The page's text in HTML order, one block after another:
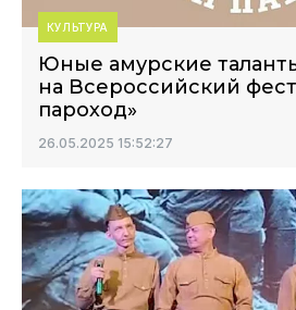
КУЛЬТУРА
Юные амурские
на Всероссийский
пароход»
26.05.2025 15:52:27